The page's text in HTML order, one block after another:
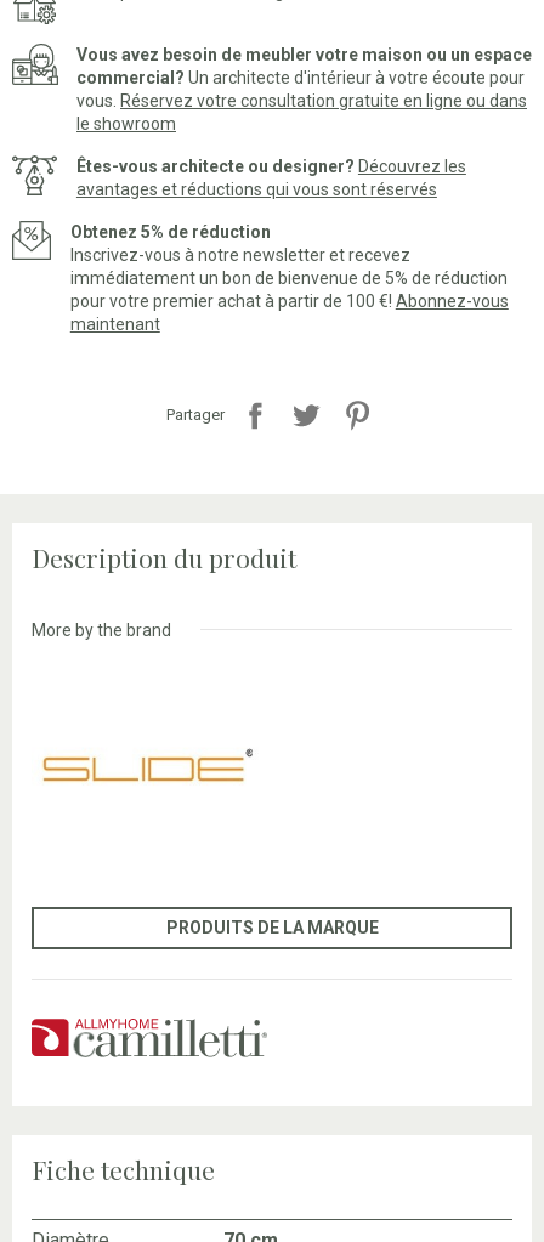
Vous avez besoin de meubler votre maison ou un espace
commercial? Un architecte d'intérieur à votre écoute pour
vous. Réservez votre consultation gratuite en ligne ou dans
le showroom
Êtes-vous architecte ou designer? Découvrez les
avantages et réductions qui vous sont réservés
Obtenez 5% de réduction
Inscrivez-vous à notre newsletter et recevez
immédiatement un bon de bienvenue de 5% de réduction
pour votre premier achat à partir de 100 €! Abonnez-vous
maintenant
Partager
Description du produit
More by the brand
PRODUITS DE LA MARQUE
Fiche technique